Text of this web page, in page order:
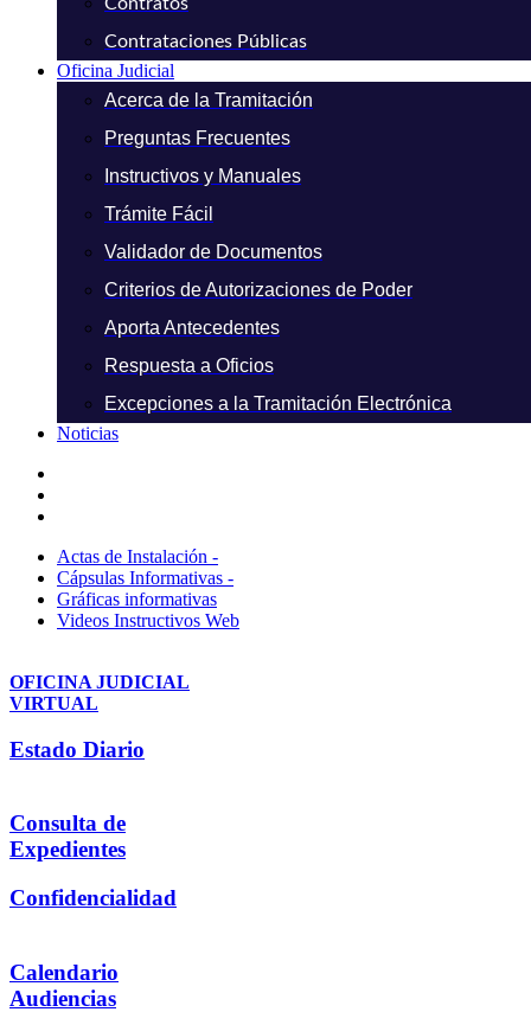
Contrataciones Públicas
Oficina Judicial
Acerca de la Tramitación
Preguntas Frecuentes
Instructivos y Manuales
Trámite Fácil
Validador de Documentos
Criterios de Autorizaciones de Poder
Aporta Antecedentes
Respuesta a Oficios
Excepciones a la Tramitación Electrónica
Noticias
Actas de Instalación -
Cápsulas Informativas -
Gráficas informativas
Videos Instructivos Web
OFICINA JUDICIAL
VIRTUAL
Estado Diario
Consulta de
Expedientes
Confidencialidad
Calendario
Audiencias